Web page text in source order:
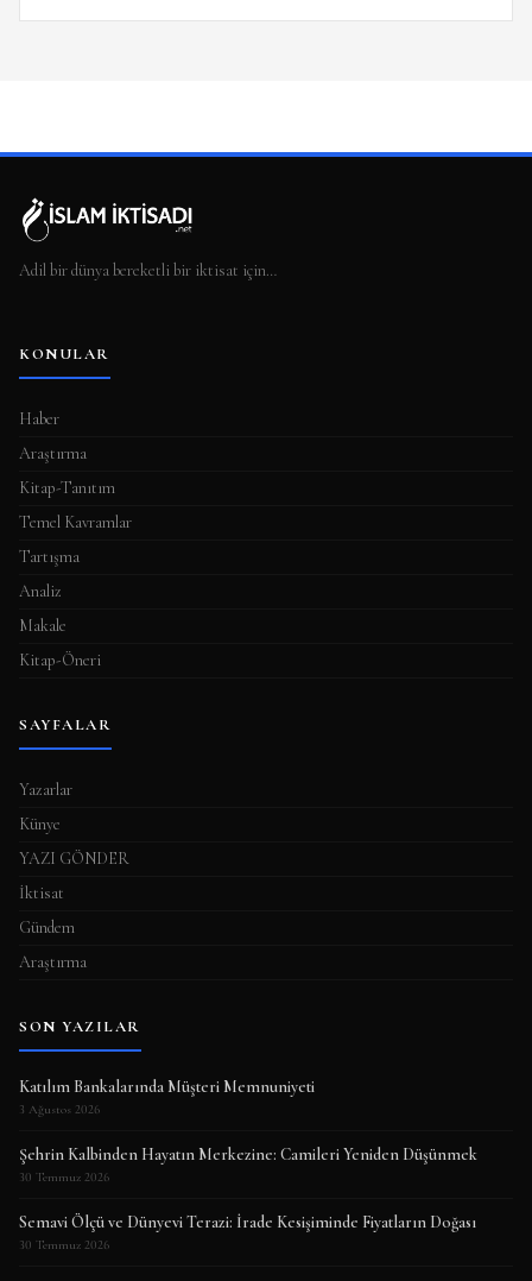
Adil bir dünya bereketli bir iktisat için…
KONULAR
Haber
Araştırma
Kitap-Tanıtım
Temel Kavramlar
Tartışma
Analiz
Makale
Kitap-Öneri
SAYFALAR
Yazarlar
Künye
YAZI GÖNDER
İktisat
Gündem
Araştırma
SON YAZILAR
Katılım Bankalarında Müşteri Memnuniyeti
3 Ağustos 2026
Şehrin Kalbinden Hayatın Merkezine: Camileri Yeniden Düşünmek
30 Temmuz 2026
Semavi Ölçü ve Dünyevi Terazi: İrade Kesişiminde Fiyatların Doğası
30 Temmuz 2026